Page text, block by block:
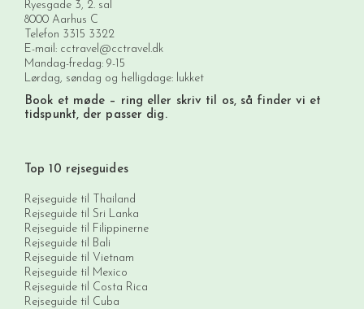
Ryesgade 3, 2. sal
8000 Aarhus C
Telefon 3315 3322
E-mail: cctravel@cctravel.dk
Mandag-fredag: 9-15
Lørdag, søndag og helligdage: lukket
Book et møde – ring eller skriv til os, så finder vi et
tidspunkt, der passer dig.
Top 10 rejseguides
Rejseguide til Thailand
Rejseguide til Sri Lanka
Rejseguide til Filippinerne
Rejseguide til Bali
Rejseguide til Vietnam
Rejseguide til Mexico
Rejseguide til Costa Rica
Rejseguide til Cuba